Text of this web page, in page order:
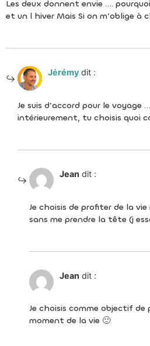
Les deux donnent envie ….
et un l hiver Mais Si on m’oblige à
Jérémy dit :
Je suis d’accord pour le voyage
intérieurement, tu choisis quoi
Jean dit :
Je choisis de profiter de la
sans me prendre la tête (j
Jean dit :
Je choisis comme objectif de
moment de la vie 🙂